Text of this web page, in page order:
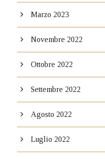
Marzo 2023
Novembre 2022
Ottobre 2022
Settembre 2022
Agosto 2022
Luglio 2022